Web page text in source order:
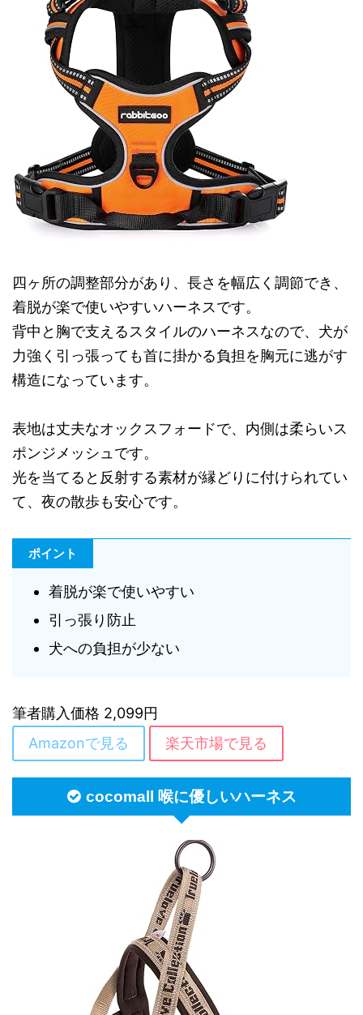
四ヶ所の調整部分があり、長さを幅広く調節でき、
着脱が楽で使いやすいハーネスです。
背中と胸で支えるスタイルのハーネスなので、犬が
力強く引っ張っても首に掛かる負担を胸元に逃がす
構造になっています。
表地は丈夫なオックスフォードで、内側は柔らいス
ポンジメッシュです。
光を当てると反射する素材が縁どりに付けられてい
て、夜の散歩も安心です。
ポイント
着脱が楽で使いやすい
引っ張り防止
犬への負担が少ない
筆者購入価格 2,099円
Amazonで見る
楽天市場で見る
cocomall 喉に優しいハーネス